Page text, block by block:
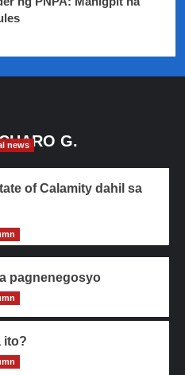
G.
news
of Calamity dahil sa
pagnenegosyo
ito?